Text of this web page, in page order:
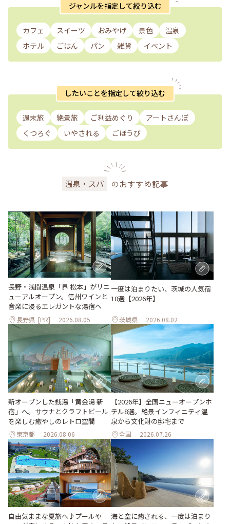
ジャンルを指定して絞り込む
カフェ スイーツ おみやげ 景色
温泉
ホテル
ごはん パン 雑貨 イベント
したいことを指定して絞り込む
週末旅 絶景旅 ご利益めぐり
アートさんぽ
くつろぐ
いやされる ごほうび
温泉・スパ のおすすめ記事
長野・浅間温泉「界 松本」がリニ
ューアルオープン。信州ワインと
音楽に浸るエレガントな湯宿へ
長野県 [PR] 2026.08.05
一度は泊まりたい、茨城の人気宿
10選【2026年】
茨城県 2026.08.02
新オープンした銭湯「黄金湯 新
宿」へ。サウナとクラフトビール
を楽しむ癒やしのレトロ空間
東京都 2026.08.06
【2026年】全国ニューオープンホ
テル8選。絶景インフィニティ温
泉から文化財の邸宅まで
全国 2026.07.26
自由気ままな夏旅へ♪プールや
海と空に癒される、一度は泊まり